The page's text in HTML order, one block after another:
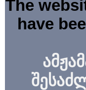
The
have